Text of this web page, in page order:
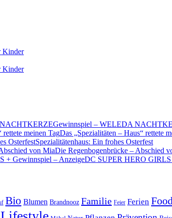
Kinder
Kinder
Gewinnspiel – WELEDA
Das „Spezialitäten – Haus“ rettete
Spezialitätenhaus: Ein frohes Osterfest
Die Regenbogenbrücke – Abschied
DC SUPER HERO
Bio Blumen Brandnooz Familie Feier Ferien